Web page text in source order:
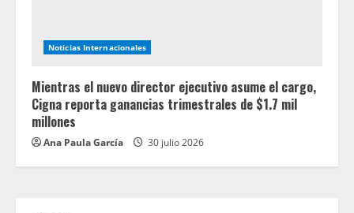
Noticias Internacionales
Mientras el nuevo director ejecutivo asume el cargo,
Cigna reporta ganancias trimestrales de $1.7 mil
millones
Ana Paula García 30 julio 2026